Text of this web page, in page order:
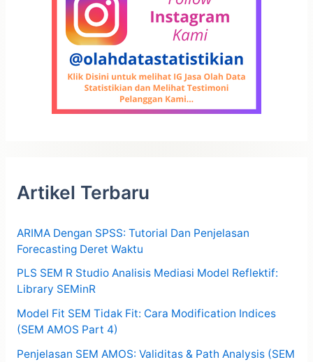
Artikel Terbaru
ARIMA Dengan SPSS: Tutorial Dan Penjelasan
Forecasting Deret Waktu
PLS SEM R Studio Analisis Mediasi Model Reflektif:
Library SEMinR
Model Fit SEM Tidak Fit: Cara Modification Indices
(SEM AMOS Part 4)
Penjelasan SEM AMOS: Validitas & Path Analysis (SEM